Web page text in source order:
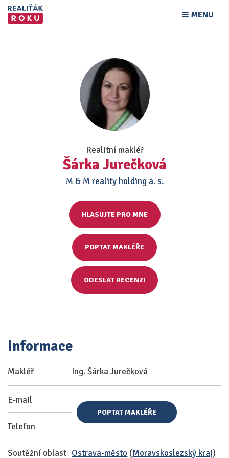
MENU
Realitní makléř
Šárka Jurečková
M & M reality holding a. s.
HLASUJTE PRO MNE
POPTAT MAKLÉŘE
ODESLAT RECENZI
Informace
Makléř Ing. Šárka Jurečková
E-mail
Telefon
POPTAT MAKLÉŘE
Soutěžní oblast Ostrava-město (Moravskoslezský kraj)